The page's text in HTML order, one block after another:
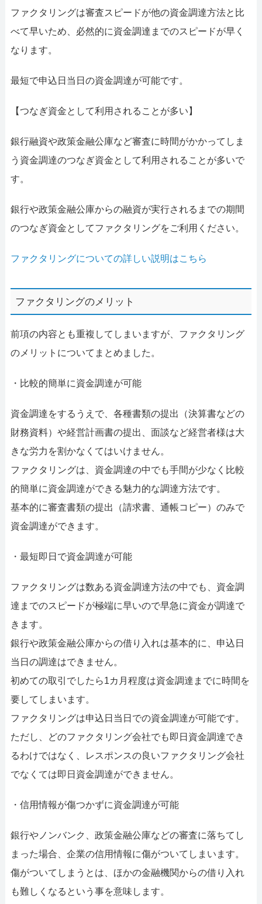
ファクタリングは審査スピードが他の資金調達方法と比
べて早いため、必然的に資金調達までのスピードが早く
なります。
最短で申込日当日の資金調達が可能です。
【つなぎ資金として利用されることが多い】
銀行融資や政策金融公庫など審査に時間がかかってしま
う資金調達のつなぎ資金として利用されることが多いで
す。
銀行や政策金融公庫からの融資が実行されるまでの期間
のつなぎ資金としてファクタリングをご利用ください。
ファクタリングについての詳しい説明はこちら
ファクタリングのメリット
前項の内容とも重複してしまいますが、ファクタリング
のメリットについてまとめました。
・比較的簡単に資金調達が可能
資金調達をするうえで、各種書類の提出（決算書などの
財務資料）や経営計画書の提出、面談など経営者様は大
きな労力を割かなくてはいけません。
ファクタリングは、資金調達の中でも手間が少なく比較
的簡単に資金調達ができる魅力的な調達方法です。
基本的に審査書類の提出（請求書、通帳コピー）のみで
資金調達ができます。
・最短即日で資金調達が可能
ファクタリングは数ある資金調達方法の中でも、資金調
達までのスピードが極端に早いので早急に資金が調達で
きます。
銀行や政策金融公庫からの借り入れは基本的に、申込日
当日の調達はできません。
初めての取引でしたら1カ月程度は資金調達までに時間を
要してしまいます。
ファクタリングは申込日当日での資金調達が可能です。
ただし、どのファクタリング会社でも即日資金調達でき
るわけではなく、レスポンスの良いファクタリング会社
でなくては即日資金調達ができません。
・信用情報が傷つかずに資金調達が可能
銀行やノンバンク、政策金融公庫などの審査に落ちてし
まった場合、企業の信用情報に傷がついてしまいます。
傷がついてしまうとは、ほかの金融機関からの借り入れ
も難しくなるという事を意味します。